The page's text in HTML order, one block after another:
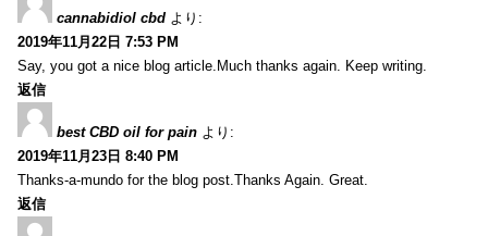
cannabidiol cbd より:
2019年11月22日 7:53 PM
Say, you got a nice blog article.Much thanks again. Keep writing.
返信
best CBD oil for pain より:
2019年11月23日 8:40 PM
Thanks-a-mundo for the blog post.Thanks Again. Great.
返信